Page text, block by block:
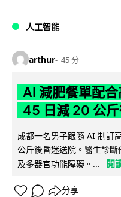
人工智能
arthur 45 分
AI 減肥餐單配
45 日減 20 公
成都一名男子跟隨 AI 制訂
公斤後昏迷送院。醫生診
及多器官功能障礙。...
閱
分享